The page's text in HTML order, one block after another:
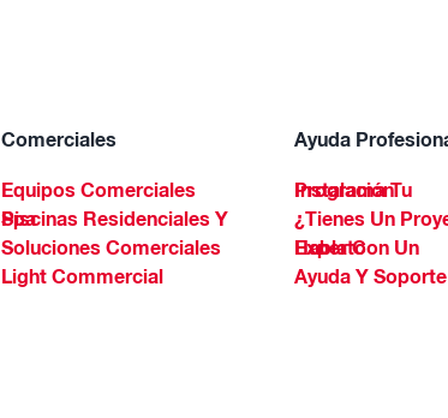
Comerciales
Equipos Comerciales
Piscinas Residenciales Y Spa
Soluciones Comerciales
Light Commercial
Ayuda
Programa Tu Instalación
¿Tienes Un
Habla Con Un Experto
Ayuda Y Soporte